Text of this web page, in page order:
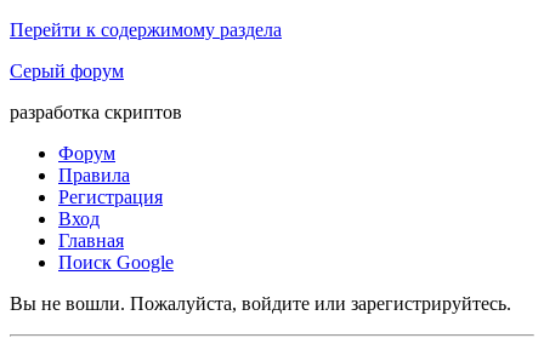
Перейти к содержимому раздела
Серый форум
разработка скриптов
Форум
Правила
Регистрация
Вход
Главная
Поиск Google
Вы не вошли. Пожалуйста, войдите или зарегистрируйтесь.